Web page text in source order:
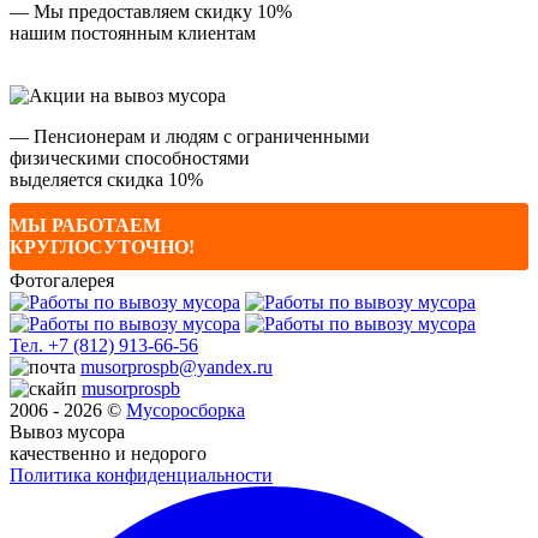
— Мы предоставляем скидку 10%
нашим постоянным клиентам
— Пенсионерам и людям с ограниченными
физическими способностями
выделяется скидка 10%
МЫ РАБОТАЕМ
КРУГЛОСУТОЧНО!
Фотогалерея
Тел. +7 (812) 913-66-56
musorprospb@yandex.ru
musorprospb
2006 - 2026 © Мусоросборка
Вывоз мусора
качественно и недорого
Политика конфиденциальности